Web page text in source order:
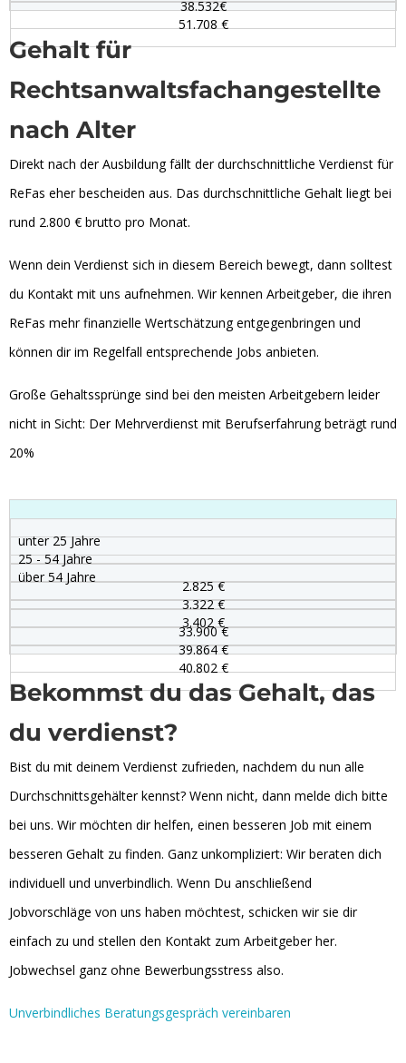
38.532€
51.708 €
Gehalt für
Rechtsanwaltsfachangestellte
nach Alter
Direkt nach der Ausbildung fällt der durchschnittliche Verdienst für
ReFas eher bescheiden aus. Das durchschnittliche Gehalt liegt bei
rund 2.800 € brutto pro Monat.
Wenn dein Verdienst sich in diesem Bereich bewegt, dann solltest
du Kontakt mit uns aufnehmen. Wir kennen Arbeitgeber, die ihren
ReFas mehr finanzielle Wertschätzung entgegenbringen und
können dir im Regelfall entsprechende Jobs anbieten.
Große Gehaltssprünge sind bei den meisten Arbeitgebern leider
nicht in Sicht: Der Mehrverdienst mit Berufserfahrung beträgt rund
20%
unter 25 Jahre
2.825 €
33.900 €
25 - 54 Jahre
3.322 €
39.864 €
über 54 Jahre
3.402 €
40.802 €
Bekommst du das Gehalt, das
du verdienst?
Bist du mit deinem Verdienst zufrieden, nachdem du nun alle
Durchschnittsgehälter kennst? Wenn nicht, dann melde dich bitte
bei uns. Wir möchten dir helfen, einen besseren Job mit einem
besseren Gehalt zu finden. Ganz unkompliziert: Wir beraten dich
individuell und unverbindlich. Wenn Du anschließend
Jobvorschläge von uns haben möchtest, schicken wir sie dir
einfach zu und stellen den Kontakt zum Arbeitgeber her.
Jobwechsel ganz ohne Bewerbungsstress also.
Unverbindliches Beratungsgespräch vereinbaren